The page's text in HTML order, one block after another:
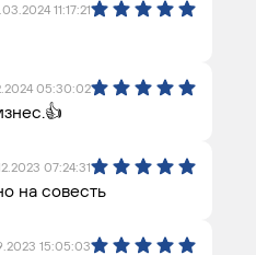
11:17:21
05:30:02
07:24:31
на совесть
15:05:03